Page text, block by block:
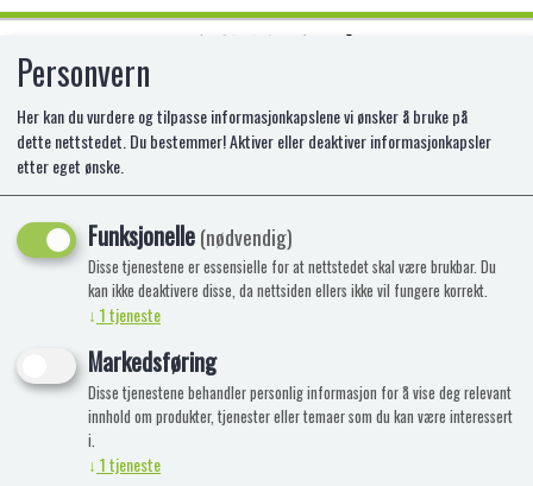
1:24 F1 2022 FERRARI F1-75
LECLERC MONZA
Personvern
Her kan du vurdere og tilpasse informasjonkapslene vi ønsker å bruke på
dette nettstedet. Du bestemmer! Aktiver eller deaktiver informasjonkapsler
etter eget ønske.
Funksjonelle(nødvendig)
Disse tjenestene er essensielle for at nettstedet skal være brukbar. Du
kan ikke deaktivere disse, da nettsiden ellers ikke vil fungere korrekt.
↓ 1tjeneste
Markedsføring
Disse tjenestene behandler personlig informasjon for å vise deg relevant
innhold om produkter, tjenester eller temaer som du kan være interessert
i.
↓ 1tjeneste